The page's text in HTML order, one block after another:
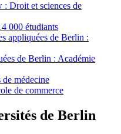
Droit et sciences de
000 étudiants
appliquées de Berlin :
de Berlin : Académie
médecine
de commerce
de Berlin